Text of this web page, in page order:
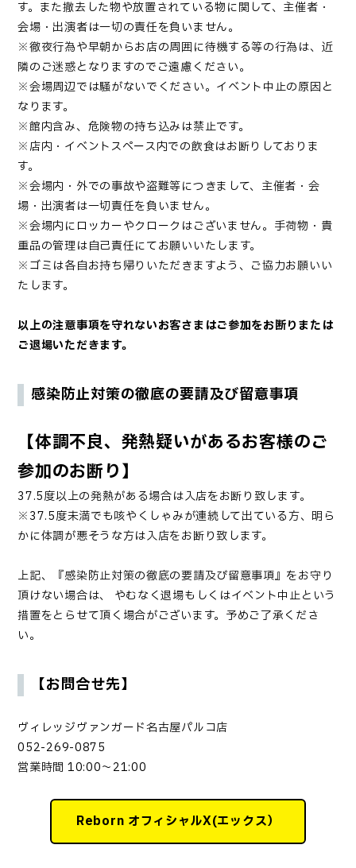
す。また撤去した物や放置されている物に関して、主催者・
会場・出演者は一切の責任を負いません。
※徹夜行為や早朝からお店の周囲に待機する等の行為は、近
隣のご迷惑となりますのでご遠慮ください。
※会場周辺では騒がないでください。イベント中止の原因と
なります。
※館内含み、危険物の持ち込みは禁止です。
※店内・イベントスペース内での飲食はお断りしておりま
す。
※会場内・外での事故や盗難等につきまして、主催者・会
場・出演者は一切責任を負いません。
※会場内にロッカーやクロークはございません。手荷物・貴
重品の管理は自己責任にてお願いいたします。
※ゴミは各自お持ち帰りいただきますよう、ご協力お願いい
たします。
以上の注意事項を守れないお客さまはご参加をお断りまたは
ご退場いただきます。
感染防止対策の徹底の要請及び留意事項
【体調不良、発熱疑いがあるお客様のご
参加のお断り】
37.5度以上の発熱がある場合は入店をお断り致します。
※37.5度未満でも咳やくしゃみが連続して出ている方、明ら
かに体調が悪そうな方は入店をお断り致します。
上記、『感染防止対策の徹底の要請及び留意事項』をお守り
頂けない場合は、 やむなく退場もしくはイベント中止という
措置をとらせて頂く場合がございます。予めご了承くださ
い。
【お問合せ先】
ヴィレッジヴァンガード名古屋パルコ店
052-269-0875
営業時間 10:00～21:00
Reborn オフィシャルX(エックス）